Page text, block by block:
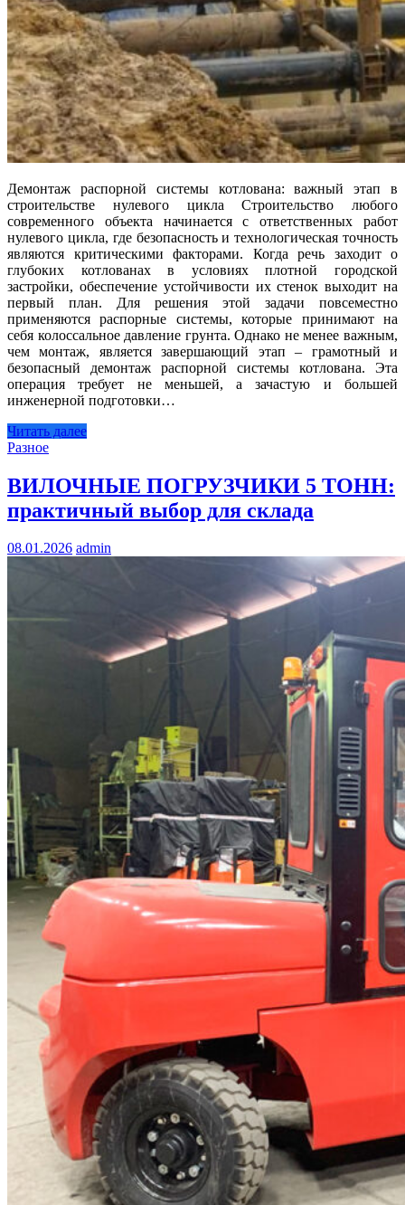
Демонтаж распорной системы котлована: важный этап в
строительстве нулевого цикла Строительство любого
современного объекта начинается с ответственных работ
нулевого цикла, где безопасность и технологическая точность
являются критическими факторами. Когда речь заходит о
глубоких котлованах в условиях плотной городской
застройки, обеспечение устойчивости их стенок выходит на
первый план. Для решения этой задачи повсеместно
применяются распорные системы, которые принимают на
себя колоссальное давление грунта. Однако не менее важным,
чем монтаж, является завершающий этап – грамотный и
безопасный демонтаж распорной системы котлована. Эта
операция требует не меньшей, а зачастую и большей
инженерной подготовки…
Читать далее
Разное
ВИЛОЧНЫЕ ПОГРУЗЧИКИ 5 ТОНН:
практичный выбор для склада
08.01.2026 admin